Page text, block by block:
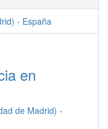
) - España
en
de Madrid) -